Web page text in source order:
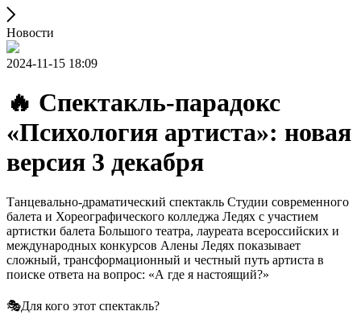
Новости
2024-11-15 18:09
🔥 Спектакль-парадокс
«Психология артиста»: новая
версия 3 декабря
Танцевально-драматический спектакль Студии современного
балета и Хореографического колледжа Ледях с участием
артистки балета Большого театра, лауреата всероссийских и
международных конкурсов Алены Ледях показывает
сложный, трансформационный и честный путь артиста в
поиске ответа на вопрос: «А где я настоящий?»
🎭Для кого этот спектакль?